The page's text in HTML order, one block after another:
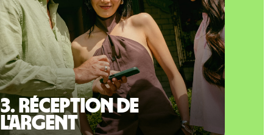
3. Réception de
l'argent